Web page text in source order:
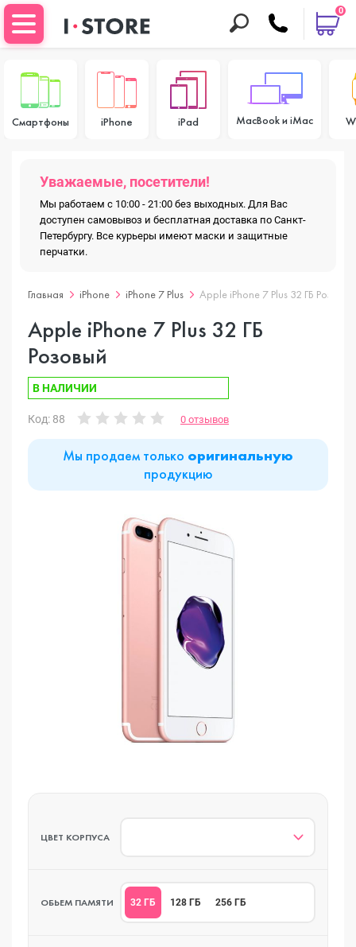
0
Смартфоны iPhone iPad MacBook и iMac
Уважаемые, посетители!
Мы работаем с 10:00 - 21:00 без выходных. Для Вас
доступен самовывоз и бесплатная доставка по Санкт-
Петербургу. Все курьеры имеют маски и защитные
перчатки.
Главная iPhone iPhone 7 Plus Apple iPhone 7 Plus 32 ГБ Розовый
Apple iPhone 7 Plus 32 ГБ
Розовый
В НАЛИЧИИ
Код: 88 0 отзывов
Мы продаем только оригинальную
продукцию
ЦВЕТ КОРПУСА
ОБЬЕМ ПАМЯТИ 32 ГБ 128 ГБ 256 ГБ